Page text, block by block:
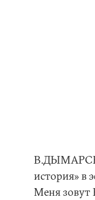
история» в
Меня зовут